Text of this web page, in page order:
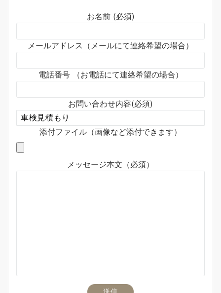
お名前 (必須)
メールアドレス（メールにて連絡希望の場合）
電話番号 （お電話にて連絡希望の場合）
お問い合わせ内容(必須)
添付ファイル（画像など添付できます）
メッセージ本文（必須）